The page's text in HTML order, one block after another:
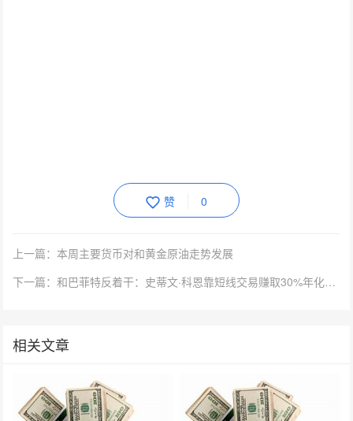
赞 0
上一篇：本周主要货币对和黄金原油走势发展
下一篇：和巴菲特反着干：史蒂文·科恩靠短线交易赚取30%年化收益
相关文章